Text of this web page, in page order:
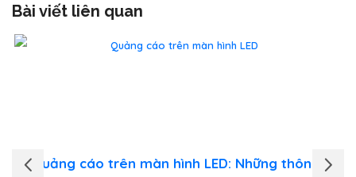
Bài viết liên quan
Quảng cáo trên màn hình LED: Những thông tin